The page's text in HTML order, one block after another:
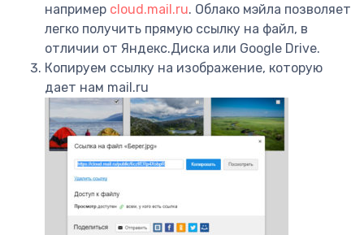
например cloud.mail.ru. Облако мэйла позволяет
легко получить прямую ссылку на файл, в
отличии от Яндекс.Диска или Google Drive.
Копируем ссылку на изображение, которую
дает нам mail.ru